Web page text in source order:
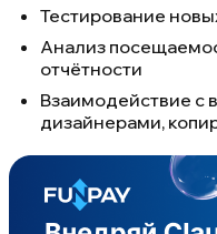
Тестирование
Анализ
отчётности
Взаимодействие с
дизайнерами,